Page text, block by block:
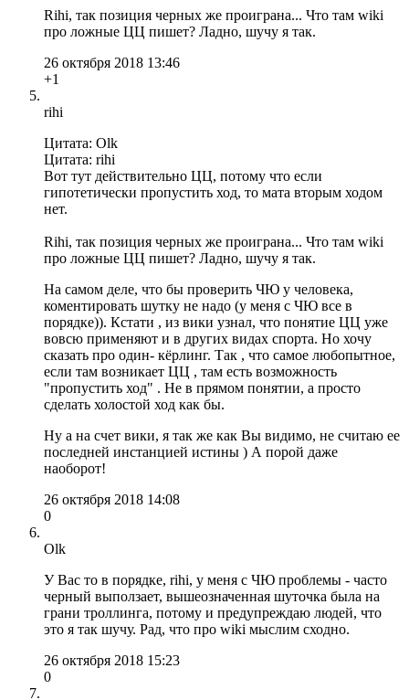
Rihi, так позиция черных же проиграна... Что там wiki
про ложные ЦЦ пишет? Ладно, шучу я так.
26 октября 2018 13:46
+1
rihi
Цитата: Olk
Цитата: rihi
Вот тут действительно ЦЦ, потому что если
гипотетически пропустить ход, то мата вторым ходом
нет.
Rihi, так позиция черных же проиграна... Что там wiki
про ложные ЦЦ пишет? Ладно, шучу я так.
На самом деле, что бы проверить ЧЮ у человека,
коментировать шутку не надо (у меня с ЧЮ все в
порядке)). Кстати , из вики узнал, что понятие ЦЦ уже
вовсю применяют и в других видах спорта. Но хочу
сказать про один- кёрлинг. Так , что самое любопытное,
если там возникает ЦЦ , там есть возможность
"пропустить ход" . Не в прямом понятии, а просто
сделать холостой ход как бы.
Ну а на счет вики, я так же как Вы видимо, не считаю ее
последней инстанцией истины ) А порой даже
наоборот!
26 октября 2018 14:08
0
Olk
У Вас то в порядке, rihi, у меня с ЧЮ проблемы - часто
черный выползает, вышеозначенная шуточка была на
грани троллинга, потому и предупреждаю людей, что
это я так шучу. Рад, что про wiki мыслим сходно.
26 октября 2018 15:23
0